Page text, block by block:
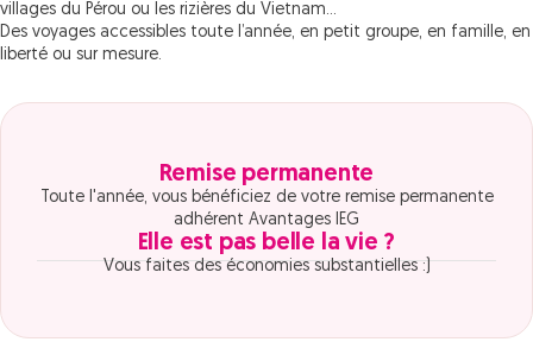
villages du Pérou ou les rizières du Vietnam…
Des voyages accessibles toute l’année, en petit groupe, en famille, en
liberté ou sur mesure.
Remise permanente
Toute l'année, vous bénéficiez de votre remise permanente
adhérent Avantages IEG
Elle est pas belle la vie ?
Vous faites des économies substantielles :)